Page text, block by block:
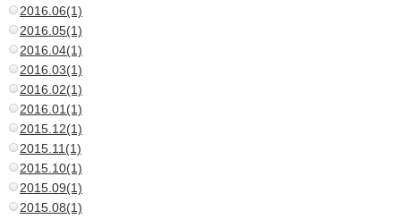
2016.06(1)
2016.05(1)
2016.04(1)
2016.03(1)
2016.02(1)
2016.01(1)
2015.12(1)
2015.11(1)
2015.10(1)
2015.09(1)
2015.08(1)